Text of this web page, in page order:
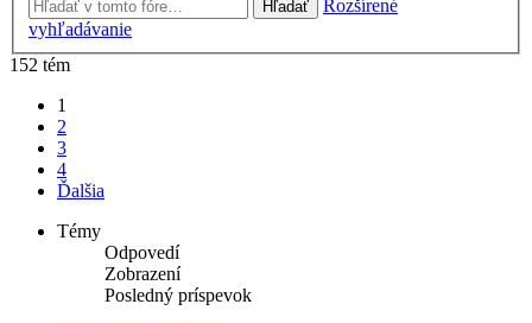
Hľadať
Rozšírené
vyhľadávanie
152 tém
1
2
3
4
Ďalšia
Témy
Odpovedí
Zobrazení
Posledný príspevok